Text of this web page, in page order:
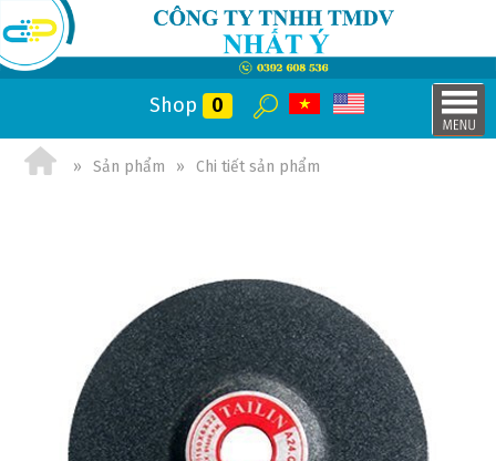
Shop 0
Sản phẩm Chi tiết sản phẩm